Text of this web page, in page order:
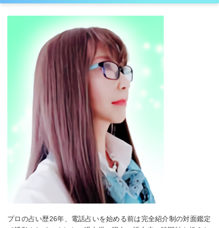
プロの占い歴26年、電話占いを始める前は完全紹介制の対面鑑定